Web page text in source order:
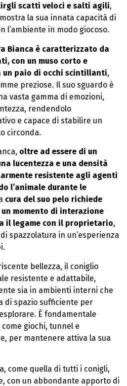
scatti veloci e salti agili,
la sua innata capacità di
l’ambiente in modo giocoso.
Bianca è caratterizzato da
con un muso corto e
paio di occhi scintillanti,
preziose. Il suo sguardo è
vasta gamma di emozioni,
rendendolo
e capace di stabilire un
circonda.
oltre ad essere di un
lucentezza e una densità
resistente agli agenti
l’animale durante le
cura del suo pelo richiede
momento di interazione
il legame con il proprietario,
spazzolatura in un’esperienza
bellezza, il coniglio
resistente e adattabile,
sia in ambienti interni che
di spazio sufficiente per
È fondamentale
giochi, tunnel e
per mantenere attiva la sua
come quella di tutti i conigli,
con un abbondante apporto di